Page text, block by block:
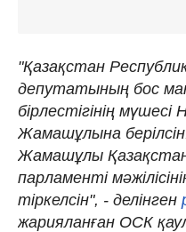
"Қазақстан
депутатының бос
бірлестігінің
Жамашұлына
Жамашұлы
парламенті
тіркелсін", - делінген
жарияланған ОСК